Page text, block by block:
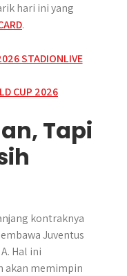
hari ini yang
.
Tapi
kontraknya
Juventus
Hal ini
akan memimpin